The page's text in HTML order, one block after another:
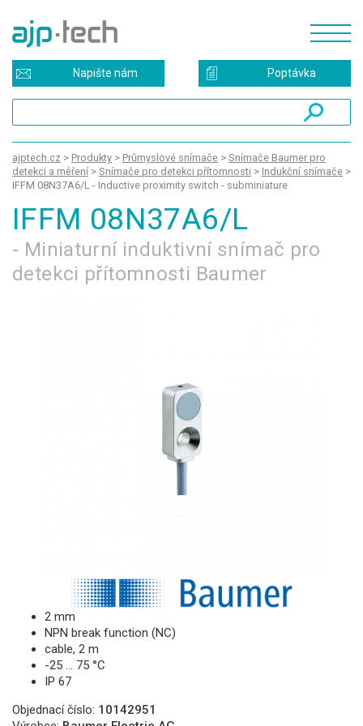
Poptávka
Napište nám
ajptech.cz > Produkty > Průmyslové snímače > Snímače Baumer pro
detekci a měření > Snímače pro detekci přítomnosti > Indukční snímače >
IFFM 08N37A6/L - Inductive proximity switch - subminiature
IFFM 08N37A6/L
- Miniaturní induktivní snímač pro
detekci přítomnosti Baumer
2 mm
NPN break function (NC)
cable, 2 m
-25 … 75 °C
IP 67
Objednací číslo: 10142951